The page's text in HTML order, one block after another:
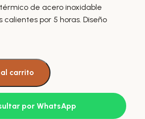
de acero inoxidable
por 5 horas. Diseño
carrito
por WhatsApp